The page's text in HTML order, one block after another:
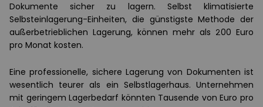
Dokumente sicher zu lagern. Selbst klimatisierte
Selbsteinlagerung-Einheiten, die günstigste Methode der
außerbetrieblichen Lagerung, können mehr als 200 Euro
pro Monat kosten.
Eine professionelle, sichere Lagerung von Dokumenten ist
wesentlich teurer als ein Selbstlagerhaus. Unternehmen
mit geringem Lagerbedarf könnten Tausende von Euro pro